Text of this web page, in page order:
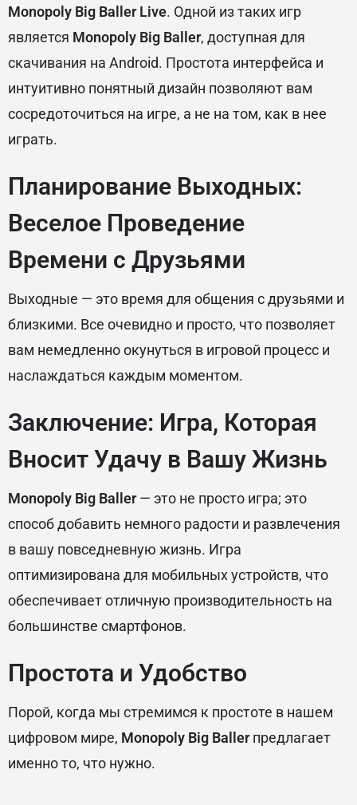
Monopoly Big Baller Live. Одной из таких игр
является Monopoly Big Baller, доступная для
скачивания на Android. Простота интерфейса и
интуитивно понятный дизайн позволяют вам
сосредоточиться на игре, а не на том, как в нее
играть.
Планирование Выходных:
Веселое Проведение
Времени с Друзьями
Выходные — это время для общения с друзьями и
близкими. Все очевидно и просто, что позволяет
вам немедленно окунуться в игровой процесс и
наслаждаться каждым моментом.
Заключение: Игра, Которая
Вносит Удачу в Вашу Жизнь
Monopoly Big Baller— это не просто игра; это
способ добавить немного радости и развлечения
в вашу повседневную жизнь. Игра
оптимизирована для мобильных устройств, что
обеспечивает отличную производительность на
большинстве смартфонов.
Простота и Удобство
Порой, когда мы стремимся к простоте в нашем
цифровом мире, Monopoly Big Ballerпредлагает
именно то, что нужно.